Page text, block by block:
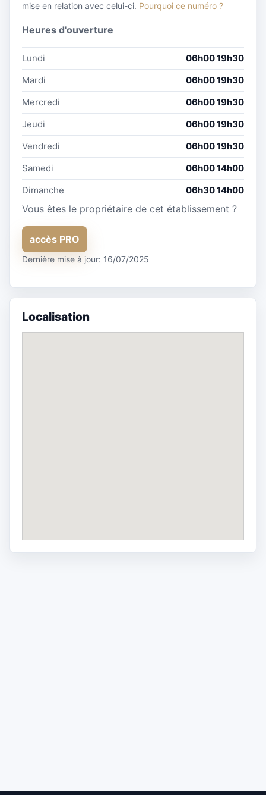
mise en relation avec celui-ci. Pourquoi ce numéro ?
Heures d'ouverture
Lundi
06h00 19h30
Mardi
06h00 19h30
Mercredi
06h00 19h30
Jeudi
06h00 19h30
Vendredi
06h00 19h30
Samedi
06h00 14h00
Dimanche
06h30 14h00
Vous êtes le propriétaire de cet établissement ?
accès PRO
Dernière mise à jour: 16/07/2025
Localisation